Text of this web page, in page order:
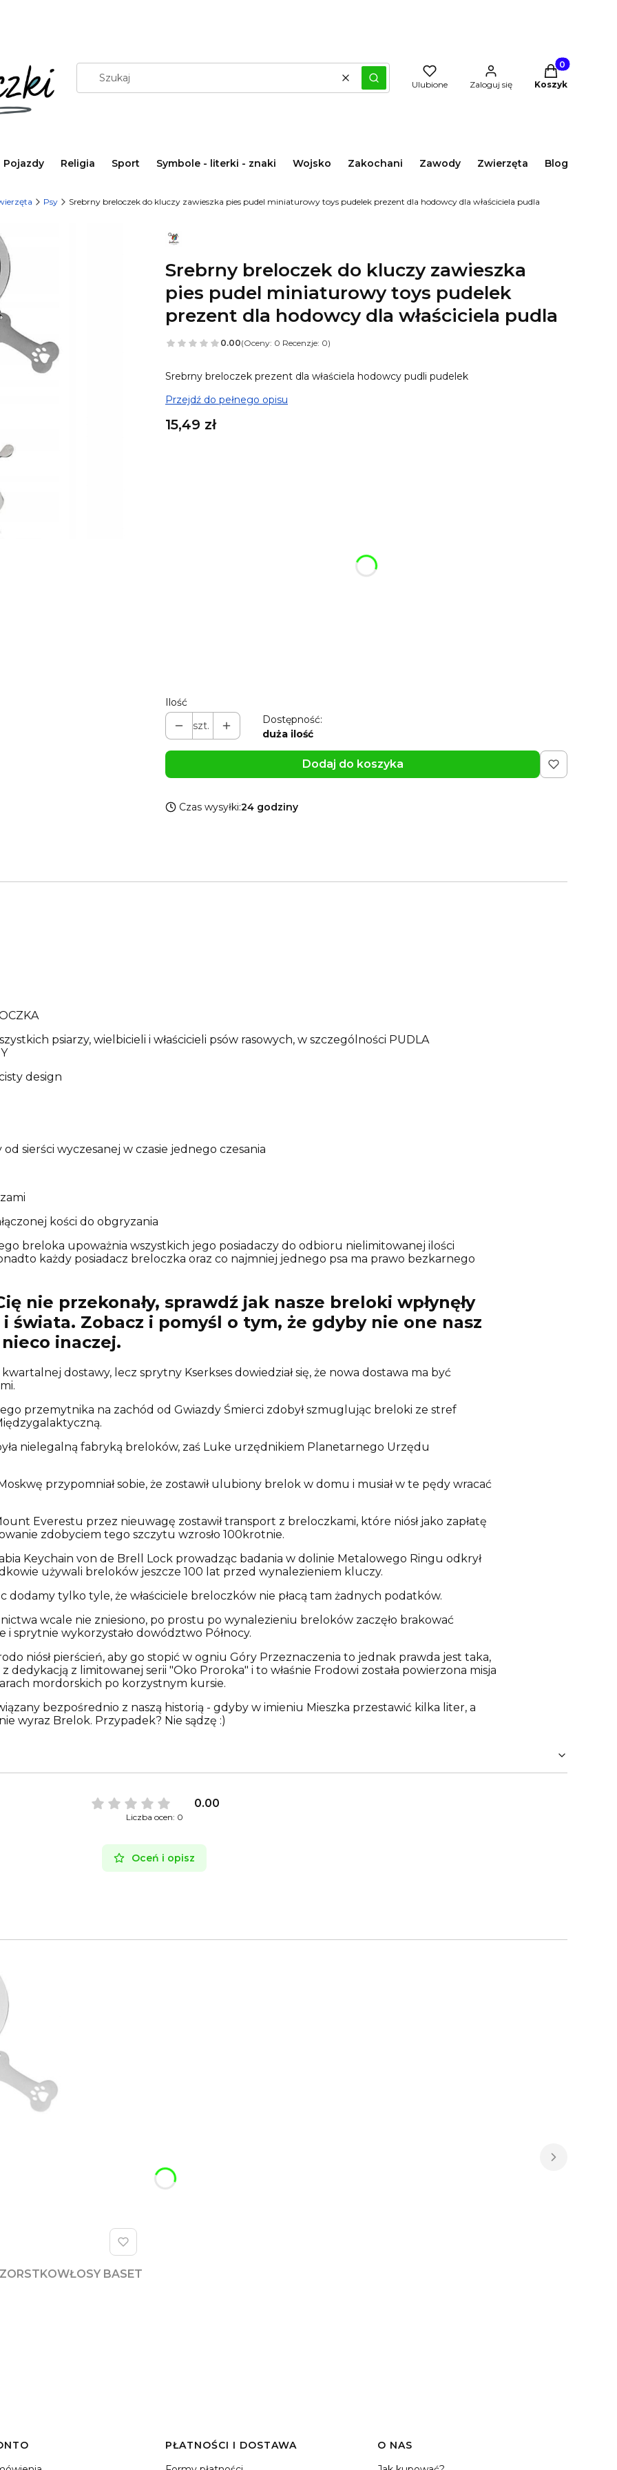
WyczyśćSzukaj Ulubione Zaloguj się
Produkty w
Koszyk
Pojazdy Religia Sport Symbole - literki - znaki Wojsko Zakochani Zawody Zwierzęta Blog
Psy Srebrny breloczek do kluczy zawieszka pies pudel miniaturowy toys pudelek prezent dla hodowcy dla właściciela pudla
Srebrny breloczek do kluczy zawieszka
pies pudel miniaturowy toys pudelek
prezent dla hodowcy dla właściciela pudla
0.00(Oceny: 0 Recenzje: 0)
Srebrny breloczek prezent dla właściela hodowcy pudli pudelek
Przejdź do pełnego opisu
Cena
15,49 zł
Możesz dodać pudełeczko 7*4*2 cm lub pudełko premium 7*5*3 cm
Ilość
szt.
Dostępność:
duża ilość
Dodaj do koszyka
Czas wysyłki:24 godziny
psiarzy, wielbicieli i właścicieli psów rasowych, w szczególności PUDLA
design
od sierści wyczesanej w czasie jednego czesania
kości do obgryzania
breloka upoważnia wszystkich jego posiadaczy do odbioru nielimitowanej ilości
każdy posiadacz breloczka oraz co najmniej jednego psa ma prawo bezkarnego
nie przekonały, sprawdź jak nasze breloki wpłynęły
świata. Zobacz i pomyśl o tym, że gdyby nie one nasz
inaczej.
dostawy, lecz sprytny Kserkses dowiedział się, że nowa dostawa ma być
przemytnika na zachód od Gwiazdy Śmierci zdobył szmuglując breloki ze stref
nielegalną fabryką breloków, zaś Luke urzędnikiem Planetarnego Urzędu
przypomniał sobie, że zostawił ulubiony brelok w domu i musiał w te pędy wracać
Everestu przez nieuwagę zostawił transport z breloczkami, które niósł jako zapłatę
zdobyciem tego szczytu wzrosło 100krotnie.
Keychain von de Brell Lock prowadząc badania w dolinie Metalowego Ringu odkrył
używali breloków jeszcze 100 lat przed wynalezieniem kluczy.
dodamy tylko tyle, że właściciele breloczków nie płacą tam żadnych podatków.
wcale nie zniesiono, po prostu po wynalezieniu breloków zaczęło brakować
i sprytnie wykorzystało dowództwo Północy.
niósł pierścień, aby go stopić w ogniu Góry Przeznaczenia to jednak prawda jest taka,
dedykacją z limitowanej serii "Oko Proroka" i to właśnie Frodowi została powierzona misja
mordorskich po korzystnym kursie.
bezpośrednio z naszą historią - gdyby w imieniu Mieszka przestawić kilka liter, a
wyraz Brelok. Przypadek? Nie sądzę :)
0.00
Liczba ocen: 0
Oceń i opisz
BASET
PŁATNOŚCI I DOSTAWA
O NAS